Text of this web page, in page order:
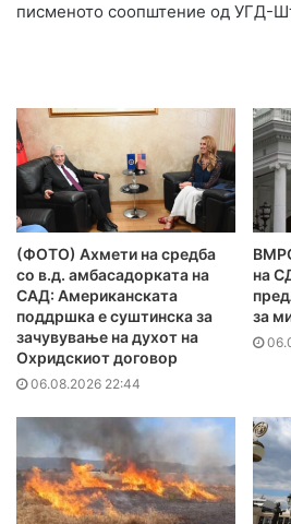
писменото соопштение од УГД-
(ФОТО) Ахмети на средба
со в.д. амбасадорката на
САД: Американската
поддршка е суштинска за
зачувување на духот на
Охридскиот договор
06.08.2026 22:44
на
за